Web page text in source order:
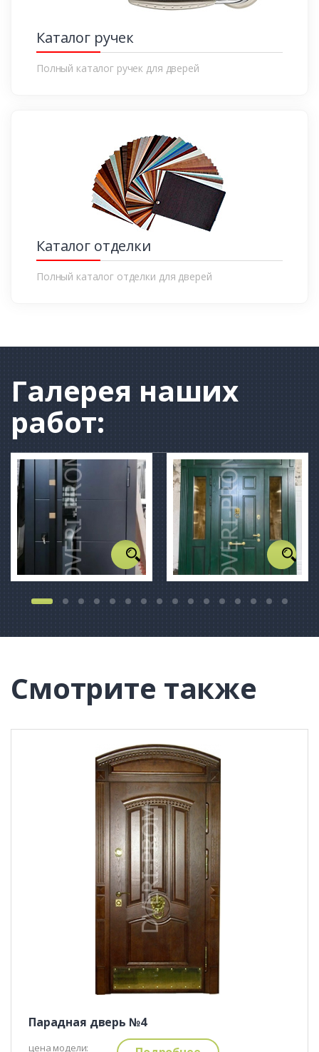
Каталог ручек
Полный каталог ручек для дверей
Каталог отделки
Полный каталог отделки для дверей
Галерея наших
работ:
Смотрите также
Парадная дверь №4
цена модели: